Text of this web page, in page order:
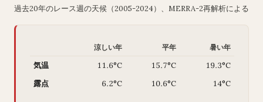
過去20年のレース週の天候（2005-2024）、MERRA-2再解析による
涼しい年 平年 暑い年
気温 11.6°C 15.7°C
19.3°C
露点
6.2°C 10.6°C 14°C